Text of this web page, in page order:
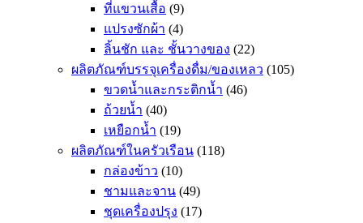
ที่แขวนเสื้อ (9)
แปรงซักผ้า (4)
ลิ้นชัก และ ชั้นวางของ (22)
ผลิตภัณฑ์บรรจุเครื่องดื่ม/ของเหลว (105)
ขวดน้ำและกระติกน้ำ (46)
ถ้วยน้ำ (40)
เหยือกน้ำ (19)
ผลิตภัณฑ์ในครัวเรือน (118)
กล่องข้าว (10)
ชามและจาน (49)
ชุดเครื่องปรุง (17)